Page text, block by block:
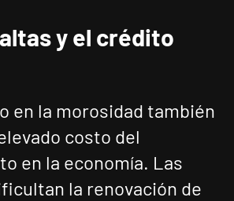
y el crédito
en la morosidad también
costo del
en la economía. Las
la renovación de